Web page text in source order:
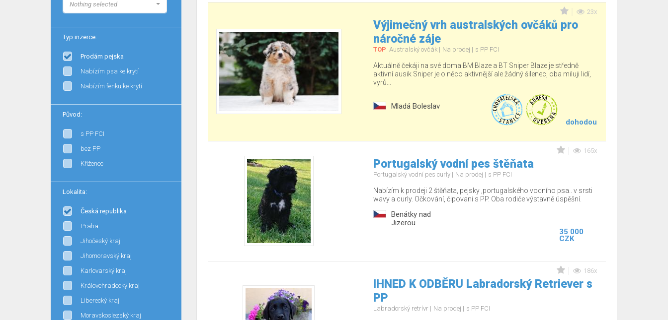
Nothing selected
Typ inzerce:
Prodám pejska
Nabízím psa ke krytí
Nabízím fenku ke krytí
Původ:
s PP FCI
bez PP
Kříženec
Lokalita:
Česká republika
Praha
Jihočeský kraj
Jihomoravský kraj
Karlovarský kraj
Královehradecký kraj
Liberecký kraj
Moravskoslezský kraj
23x
Výjimečný vrh australských ovčáků pro
náročné záje
TOP Australský ovčák Na prodej s PP FCI
Aktuálně čekáji na své doma BM Blaze a BT Sniper Blaze je středně
aktivní ausik Sniper je o něco aktivnější ale žádný šilenec, oba miluji lidí,
vyrů...
Mladá Boleslav
dohodou
165x
Portugalský vodní pes štěňata
Portugalský vodní pes curly Na prodej s PP FCI
Nabízím k prodeji 2 štěňata, pejsky ,portugalského vodního psa.. v srsti
wavy a curly. Očkování, čipovani s PP. Oba rodiče výstavně úspěšní.
Benátky nad
Jizerou
35 000
CZK
186x
IHNED K ODBĚRU Labradorský Retriever s
PP
Labradorský retrívr Na prodej s PP FCI